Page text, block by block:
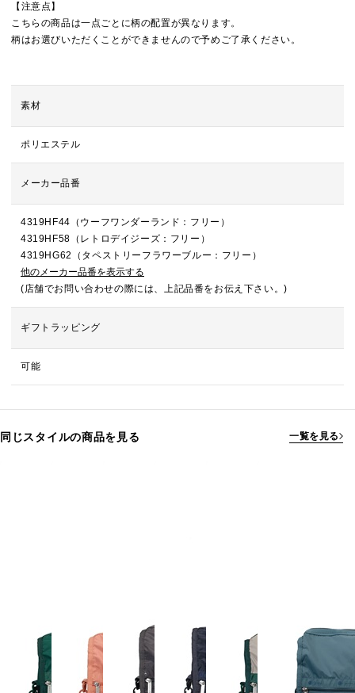
【注意点】
こちらの商品は一点ごとに柄の配置が異なります。
柄はお選びいただくことができませんので予めご了承ください。
素材
ポリエステル
メーカー品番
4319HF44（ウーフワンダーランド：フリー）
4319HF58（レトロデイジーズ：フリー）
4319HG62（タペストリーフラワーブルー：フリー）
他のメーカー品番を表示する
(店舗でお問い合わせの際には、上記品番をお伝え下さい。)
ギフトラッピング
可能
同じスタイルの商品を見る 一覧を見る